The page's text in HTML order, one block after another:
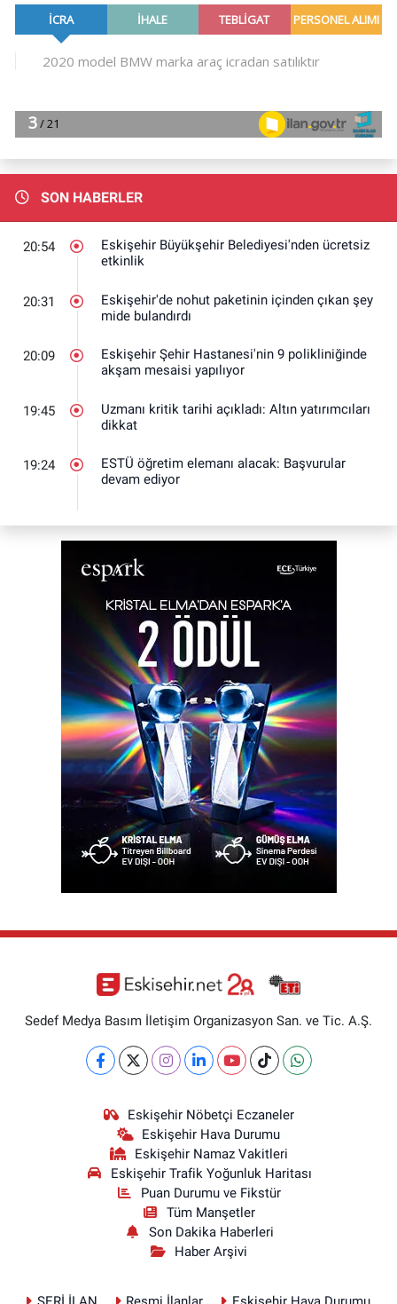
SON HABERLER
20:54
Eskişehir Büyükşehir Belediyesi'nden ücretsiz
etkinlik
20:31
Eskişehir'de nohut paketinin içinden çıkan şey
mide bulandırdı
20:09
Eskişehir Şehir Hastanesi'nin 9 polikliniğinde
akşam mesaisi yapılıyor
19:45
Uzmanı kritik tarihi açıkladı: Altın yatırımcıları
dikkat
19:24
ESTÜ öğretim elemanı alacak: Başvurular
devam ediyor
Sedef Medya Basım İletişim Organizasyon San. ve Tic. A.Ş.
Eskişehir Nöbetçi Eczaneler
Eskişehir Hava Durumu
Eskişehir Namaz Vakitleri
Eskişehir Trafik Yoğunluk Haritası
Puan Durumu ve Fikstür
Tüm Manşetler
Son Dakika Haberleri
Haber Arşivi